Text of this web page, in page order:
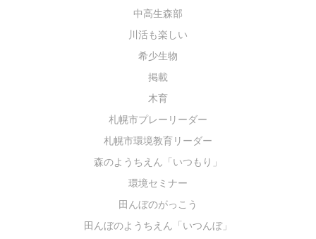
中高生森部
川活も楽しい
希少生物
掲載
木育
札幌市プレーリーダー
札幌市環境教育リーダー
森のようちえん「いつもり」
環境セミナー
田んぼのがっこう
田んぼのようちえん「いつんぼ」